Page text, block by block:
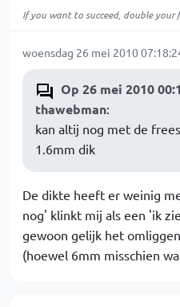
If you want to succeed, double your
woensdag 26 mei 2010
Op 26 mei 2010
thawebman:
kan altij nog met de
1.6mm dik
De dikte heeft er weinig
nog' klinkt mij als een 'ik
gewoon gelijk het
(hoewel 6mm misschien